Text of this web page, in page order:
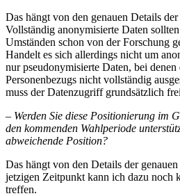
Das hängt von den genauen Details
Vollständig anonymisierte Daten
Umständen schon von der Forschung
Handelt es sich allerdings nicht um
nur pseudonymisierte Daten, bei
Personenbezugs nicht vollständig
muss der Datenzugriff grundsätzlich
– Werden Sie diese Positionierung im
den kommenden Wahlperiode
abweichende Position?
Das hängt von den Details der
jetzigen Zeitpunkt kann ich dazu noch
treffen.